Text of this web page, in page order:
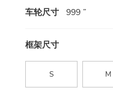
车轮尺寸 999 ”
框架尺寸
S M